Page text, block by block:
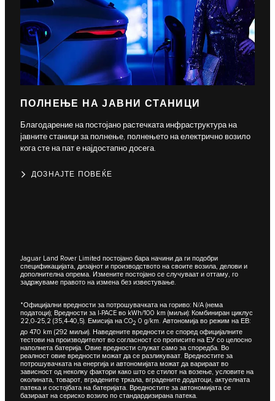
ПОЛНЕЊЕ НА ЈАВНИ СТАНИЦИ
Благодарение на постојано растечката инфраструктура на
јавните станици за полнење, полнењето на електрично возило
кога сте на пат е најдостапно досега.
ДОЗНАЈТЕ ПОВЕЌЕ
Jaguar Land Rover Limited постојано бара начини да ги подобри
спецификацијата, дизајнот и производството на своите возила, делови и
дополнителна опрема. Измените постојано се случуваат и оттаму, го
задржуваме правото на измена без известување.
*Официјални вредности за потрошувачката на гориво: N/A (нема
податоци); Вредности за I-PACE во kWh/100 km (миљи): Комбиниран циклус
22,0-25,2 (35,4-40,5). Емисија на CO2 0 g/km. Автономија во режим на ЕВ:
до 470 km (292 миљи). Наведените вредности се според официјалните
тестови на производителот во согласност со прописите на ЕУ со целосно
наполнета батерија. Овие вредности служат само за споредба. Во
реалност овие вредности можат да се разликуваат. Вредностите за
потрошувачката на енергија и автономијата можат да варираат во
зависност од неколку фактори како што се стилот на возење, условите на
околината, товарот, вградените тркала, вградените додатоци, актуелната
патека и состојбата на батеријата. Вредностите за автономијата се
базираат на сериско возило по стандардизирана патека.